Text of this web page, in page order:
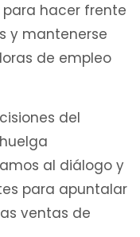
hacer frente
y mantenerse
de empleo
del
al diálogo y
para apuntalar
ventas de